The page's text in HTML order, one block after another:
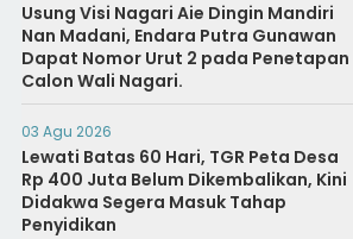
Usung Visi Nagari Aie Dingin Mandiri
Nan Madani, Endara Putra Gunawan
Dapat Nomor Urut 2 pada Penetapan
Calon Wali Nagari.
03 Agu 2026
Lewati Batas 60 Hari, TGR Peta Desa
Rp 400 Juta Belum Dikembalikan, Kini
Didakwa Segera Masuk Tahap
Penyidikan